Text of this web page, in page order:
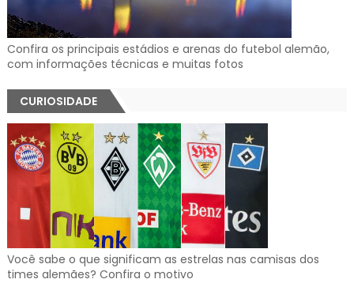
Confira os principais estádios e arenas do futebol alemão,
com informações técnicas e muitas fotos
CURIOSIDADE
Você sabe o que significam as estrelas nas camisas dos
times alemães? Confira o motivo